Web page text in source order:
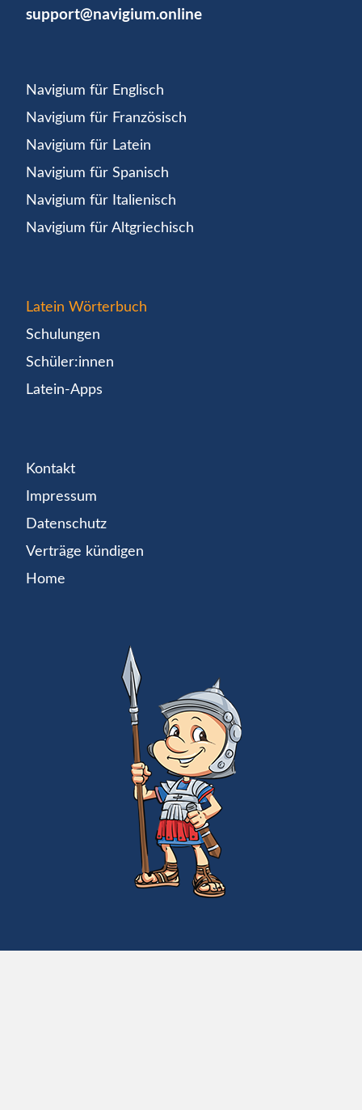
support@navigium.online
Navigium für Englisch
Navigium für Französisch
Navigium für Latein
Navigium für Spanisch
Navigium für Italienisch
Navigium für Altgriechisch
Latein Wörterbuch
Schulungen
Schüler:innen
Latein-Apps
Kontakt
Impressum
Datenschutz
Verträge kündigen
Home